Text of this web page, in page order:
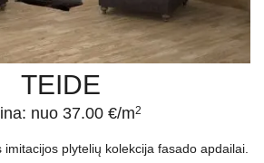
TEIDE
nuo 37.00 €/m2
plytelių kolekcija fasado apdailai.